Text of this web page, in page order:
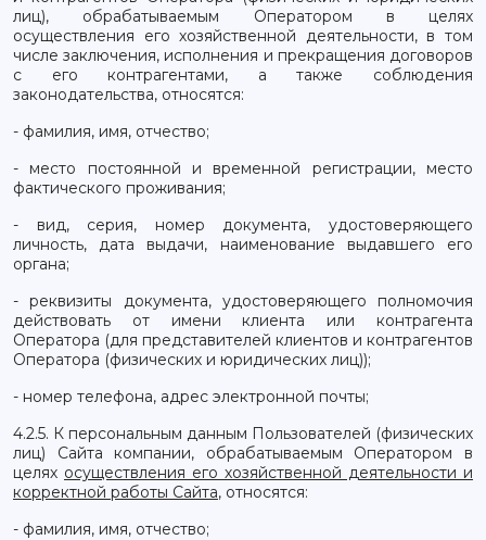
лиц), обрабатываемым Оператором в целях
осуществления его хозяйственной деятельности, в том
числе заключения, исполнения и прекращения договоров
с его контрагентами, а также соблюдения
законодательства, относятся:
- фамилия, имя, отчество;
- место постоянной и временной регистрации, место
фактического проживания;
- вид, серия, номер документа, удостоверяющего
личность, дата выдачи, наименование выдавшего его
органа;
- реквизиты документа, удостоверяющего полномочия
действовать от имени клиента или контрагента
Оператора (для представителей клиентов и контрагентов
Оператора (физических и юридических лиц));
- номер телефона, адрес электронной почты;
4.2.5. К персональным данным Пользователей (физических
лиц) Сайта компании, обрабатываемым Оператором в
целях осуществления его хозяйственной деятельности и
корректной работы Сайта, относятся:
- фамилия, имя, отчество;